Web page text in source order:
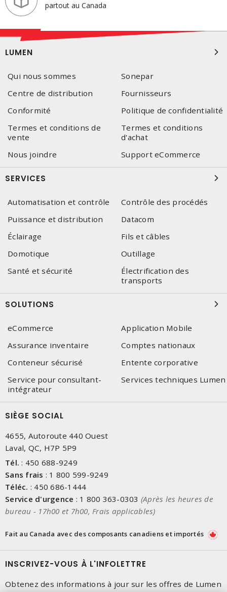
partout au Canada
LUMEN
Qui nous sommes
Sonepar
Centre de distribution
Fournisseurs
Conformité
Politique de confidentialité
Termes et conditions de
vente
Termes et conditions
d'achat
Nous joindre
Support eCommerce
SERVICES
Automatisation et contrôle
Contrôle des procédés
Puissance et distribution
Datacom
Éclairage
Fils et câbles
Domotique
Outillage
Santé et sécurité
Électrification des
transports
SOLUTIONS
eCommerce
Application Mobile
Assurance inventaire
Comptes nationaux
Conteneur sécurisé
Entente corporative
Service pour consultant-
intégrateur
Services techniques Lumen
SIÈGE SOCIAL
4655, Autoroute 440 Ouest
Laval, QC, H7P 5P9
Tél. : 450 688-9249
Sans frais : 1 800 599-9249
Téléc. : 450 686-1444
Service d'urgence : 1 800 363-0303 (Après les heures de
bureau - 17h00 et 7h00, Frais applicables)
Fait au Canada avec des composants canadiens et importés
INSCRIVEZ-VOUS À L'INFOLETTRE
Obtenez des informations à jour sur les offres de Lumen